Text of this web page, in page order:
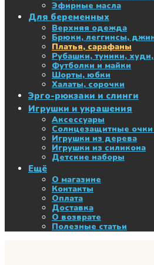
Эфирные масла
Для беременных
Верхняя одежда
Брюки, леггинсы,
Платья, сарафаны
Рубашки, туники,
Футболки и майки
Шорты, юбки
Халаты, сорочки
Эрго-рюкзаки и слинги
Игрушки и украшения
Аксессуары
Солнцезащитные
Игрушки из дерева
Игрушки из силикона
Детские наборы
Ещё
О магазине
Контакты
Оплата
Доставка
О возврате
Полезные статьи